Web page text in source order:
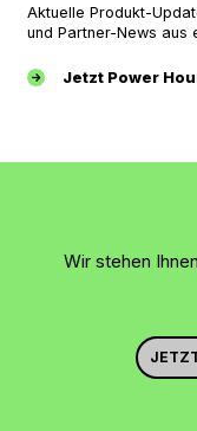
Aktuelle Produkt-
und Partner-News aus
Jetzt Power
Wir stehen